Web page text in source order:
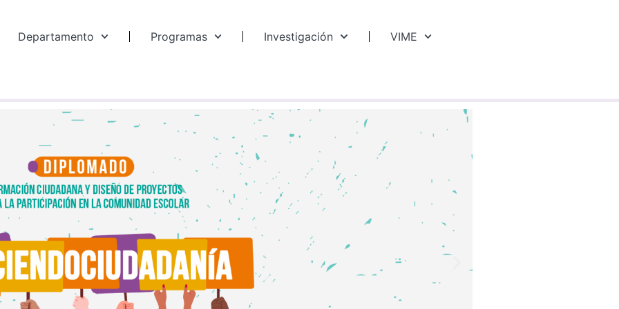
Departamento Programas Investigación VIME